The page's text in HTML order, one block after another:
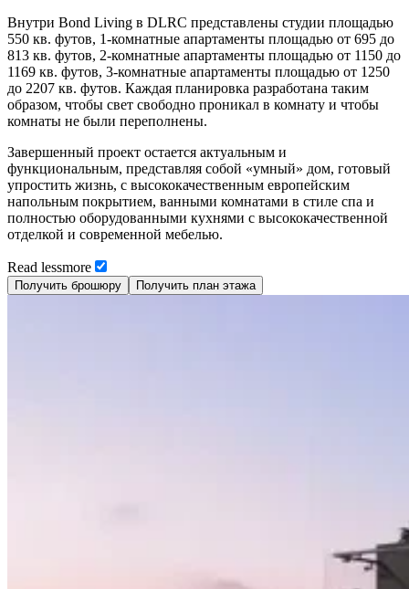
Внутри Bond Living в DLRC представлены студии площадью
550 кв. футов, 1-комнатные апартаменты площадью от 695 до
813 кв. футов, 2-комнатные апартаменты площадью от 1150 до
1169 кв. футов, 3-комнатные апартаменты площадью от 1250
до 2207 кв. футов. Каждая планировка разработана таким
образом, чтобы свет свободно проникал в комнату и чтобы
комнаты не были переполнены.
Завершенный проект остается актуальным и
функциональным, представляя собой «умный» дом, готовый
упростить жизнь, с высококачественным европейским
напольным покрытием, ванными комнатами в стиле спа и
полностью оборудованными кухнями с высококачественной
отделкой и современной мебелью.
Read lessmore
Получить брошюру Получить план этажа